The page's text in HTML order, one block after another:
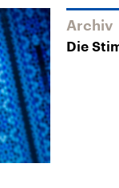
Archiv
Die